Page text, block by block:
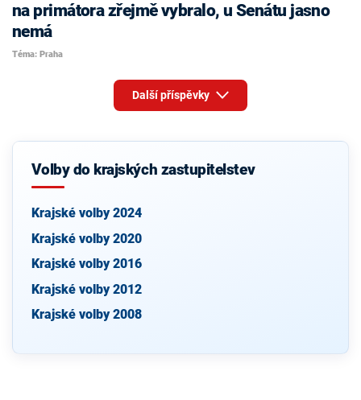
na primátora zřejmě vybralo, u Senátu jasno
nemá
Téma: Praha
Další příspěvky
Volby do krajských zastupitelstev
Krajské volby 2024
Krajské volby 2020
Krajské volby 2016
Krajské volby 2012
Krajské volby 2008